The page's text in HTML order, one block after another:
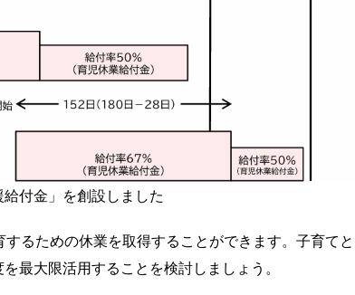
付金」を創設しました
るための休業を取得することができます。子育てと
最大限活用することを検討しましょう。